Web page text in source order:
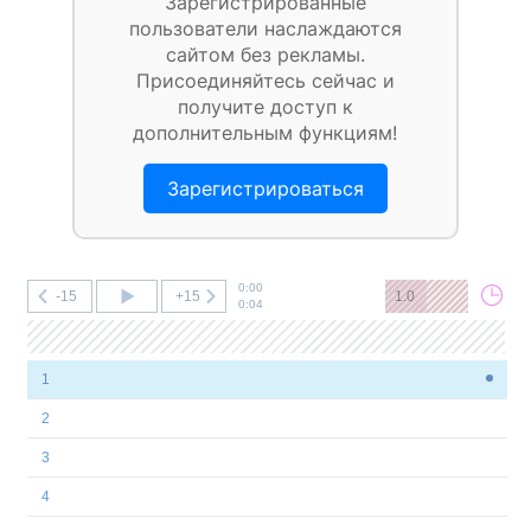
пользователи наслаждаются
сайтом без рекламы.
Присоединяйтесь сейчас и
получите доступ к
дополнительным функциям!
Зарегистрироваться
-15 +15
0:00
0:04
1.0
1
2
3
4